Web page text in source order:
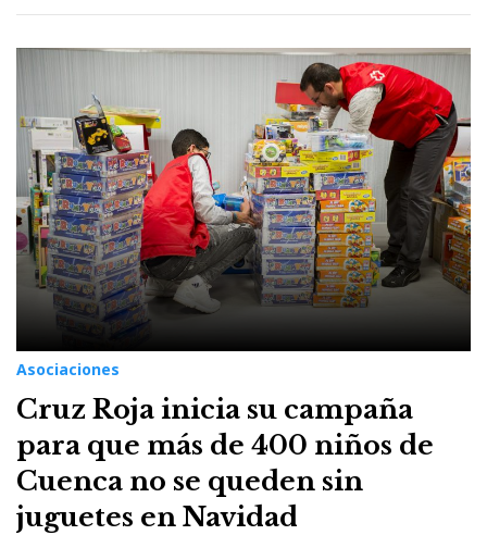
Asociaciones
Cruz Roja inicia su campaña
para que más de 400 niños de
Cuenca no se queden sin
juguetes en Navidad